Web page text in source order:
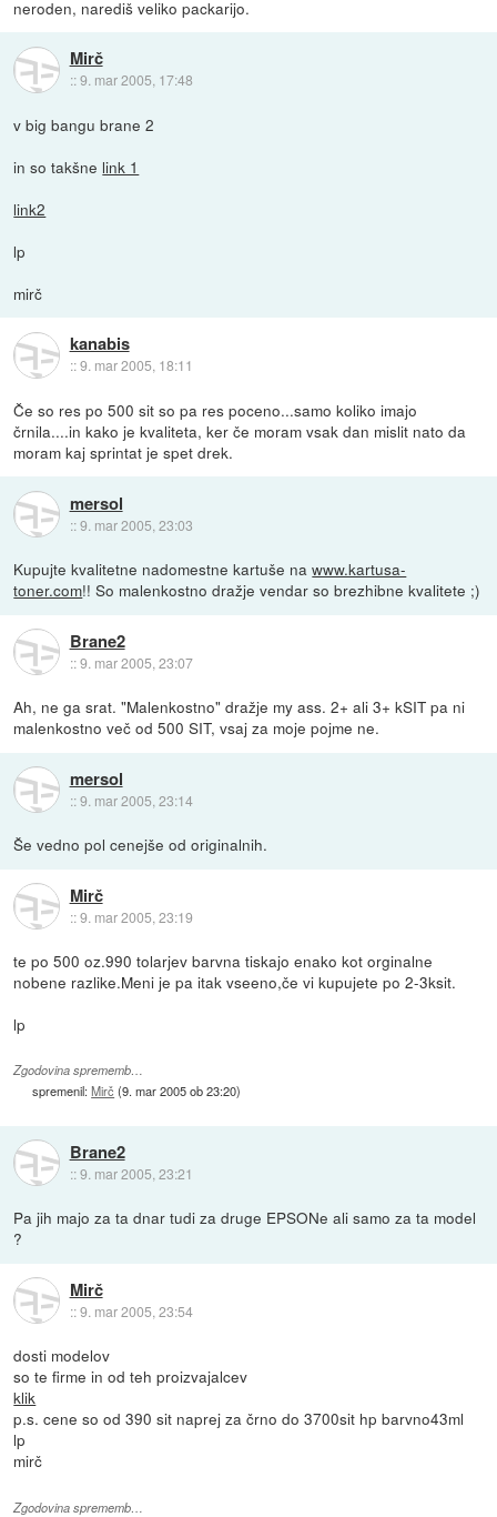
neroden, narediš veliko packarijo.
Mirč
::9. mar 2005, 17:48
v big bangu brane 2
in so takšne link 1
link2
lp
mirč
kanabis
::9. mar 2005, 18:11
Če so res po 500 sit so pa res poceno...samo koliko imajo
črnila....in kako je kvaliteta, ker če moram vsak dan mislit nato da
moram kaj sprintat je spet drek.
mersol
::9. mar 2005, 23:03
Kupujte kvalitetne nadomestne kartuše nawww.kartusa-
toner.com!! So malenkostno dražje vendar so brezhibne kvalitete ;)
Brane2
::9. mar 2005, 23:07
Ah, ne ga srat. "Malenkostno" dražje my ass. 2+ ali 3+ kSIT pa ni
malenkostno več od 500 SIT, vsaj za moje pojme ne.
mersol
::9. mar 2005, 23:14
Še vedno pol cenejše od originalnih.
Mirč
::9. mar 2005, 23:19
te po 500 oz.990 tolarjev barvna tiskajo enako kot orginalne
nobene razlike.Meni je pa itak vseeno,če vi kupujete po 2-3ksit.
lp
Zgodovina sprememb…
spremenil:Mirč (9. mar 2005 ob 23:20)
Brane2
::9. mar 2005, 23:21
Pa jih majo za ta dnar tudi za druge EPSONe ali samo za ta model
?
Mirč
::9. mar 2005, 23:54
dosti modelov
so te firme in od teh proizvajalcev
klik
p.s. cene so od 390 sit naprej za črno do 3700sit hp barvno43ml
lp
mirč
Zgodovina sprememb…